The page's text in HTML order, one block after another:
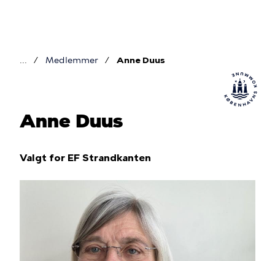
Medlemmer Anne Duus
Anne Duus
Valgt for EF Strandkanten